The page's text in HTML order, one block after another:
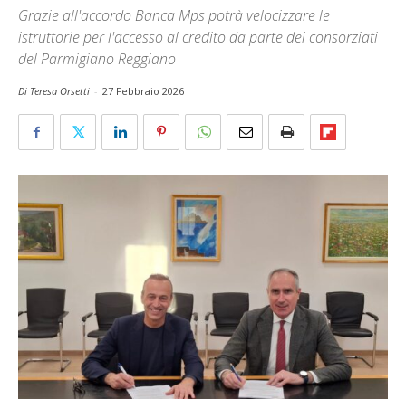
Grazie all'accordo Banca Mps potrà velocizzare le
istruttorie per l'accesso al credito da parte dei consorziati
del Parmigiano Reggiano
Di Teresa Orsetti - 27 Febbraio 2026